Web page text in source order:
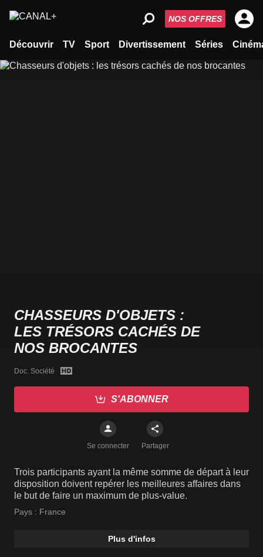
Découvrir TV Sport Divertissement Séries
NOS OFFRES
CHASSEURS D'OBJETS :
LES TRÉSORS CACHÉS DE
NOS BROCANTES
Doc. Société
S'ABONNER
Se connecter Partager
Trois participants ayant la même somme de départ à leur
disposition doivent repérer les meilleures affaires dans
le but de faire un maximum de plus-value.
Pays : France
Plus d'infos